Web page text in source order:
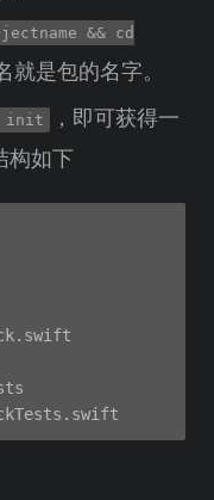
&& cd
就是包的名字。
init
，即可获得一
构如下